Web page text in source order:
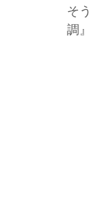
そ
調